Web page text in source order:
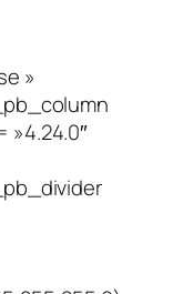
»
»4.24.0″